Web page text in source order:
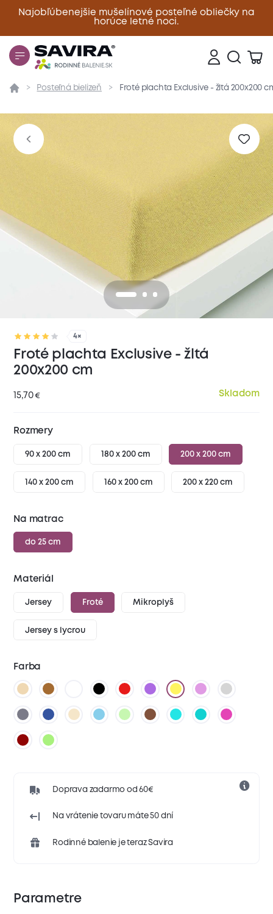
Najobľúbenejšie mušelínové posteľné obliečky na
horúce letné noci.
Zavrieť
Prehľad Parametre Popis produktu
Posteľná bielizeň Froté plachta Exclusive - žltá 200x200
4×
Froté plachta Exclusive - žltá
200x200 cm
15,70€ Skladom
Rozmery
90 x 200 cm 180 x 200 cm 200 x 200 cm
140 x 200 cm 160 x 200 cm 200 x 220 cm
Na matrac
do 25 cm
Materiál
Jersey Froté Mikroplyš
Jersey s lycrou
Farba
Doprava zadarmo od 60€
Na vrátenie tovaru máte 50 dní
Rodinné balenie je teraz Savira
Parametre